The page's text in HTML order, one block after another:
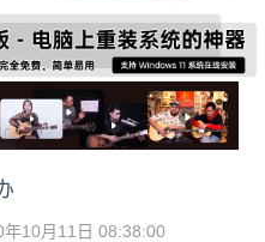
10月11日 08:38:00